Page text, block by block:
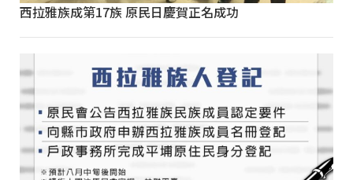
西拉雅族成第17族 原民日慶賀正名成功